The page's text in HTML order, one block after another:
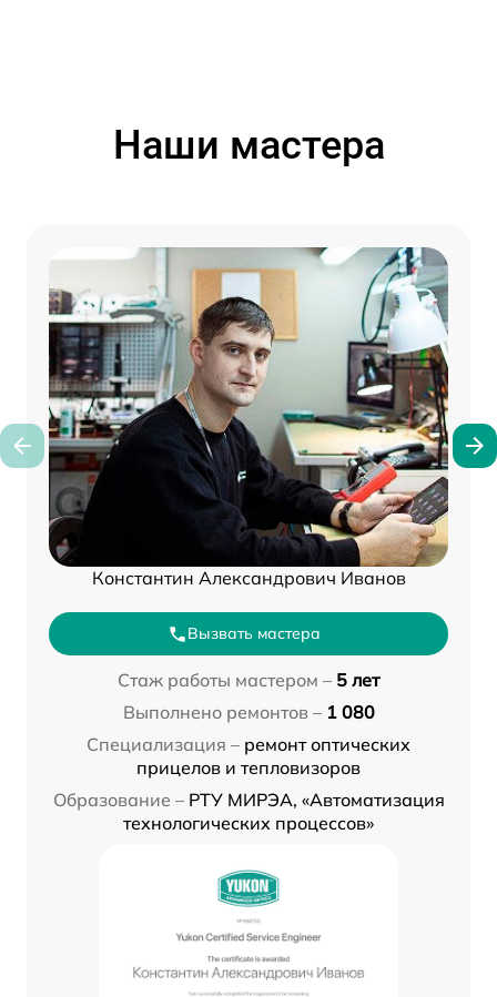
Наши мастера
Константин Александрович Иванов
Вызвать мастера
Стаж работы мастером – 5 лет
Выполнено ремонтов – 1 080
Специализация – ремонт оптических
прицелов и тепловизоров
Образование – РТУ МИРЭА, «Автоматизация
технологических процессов»